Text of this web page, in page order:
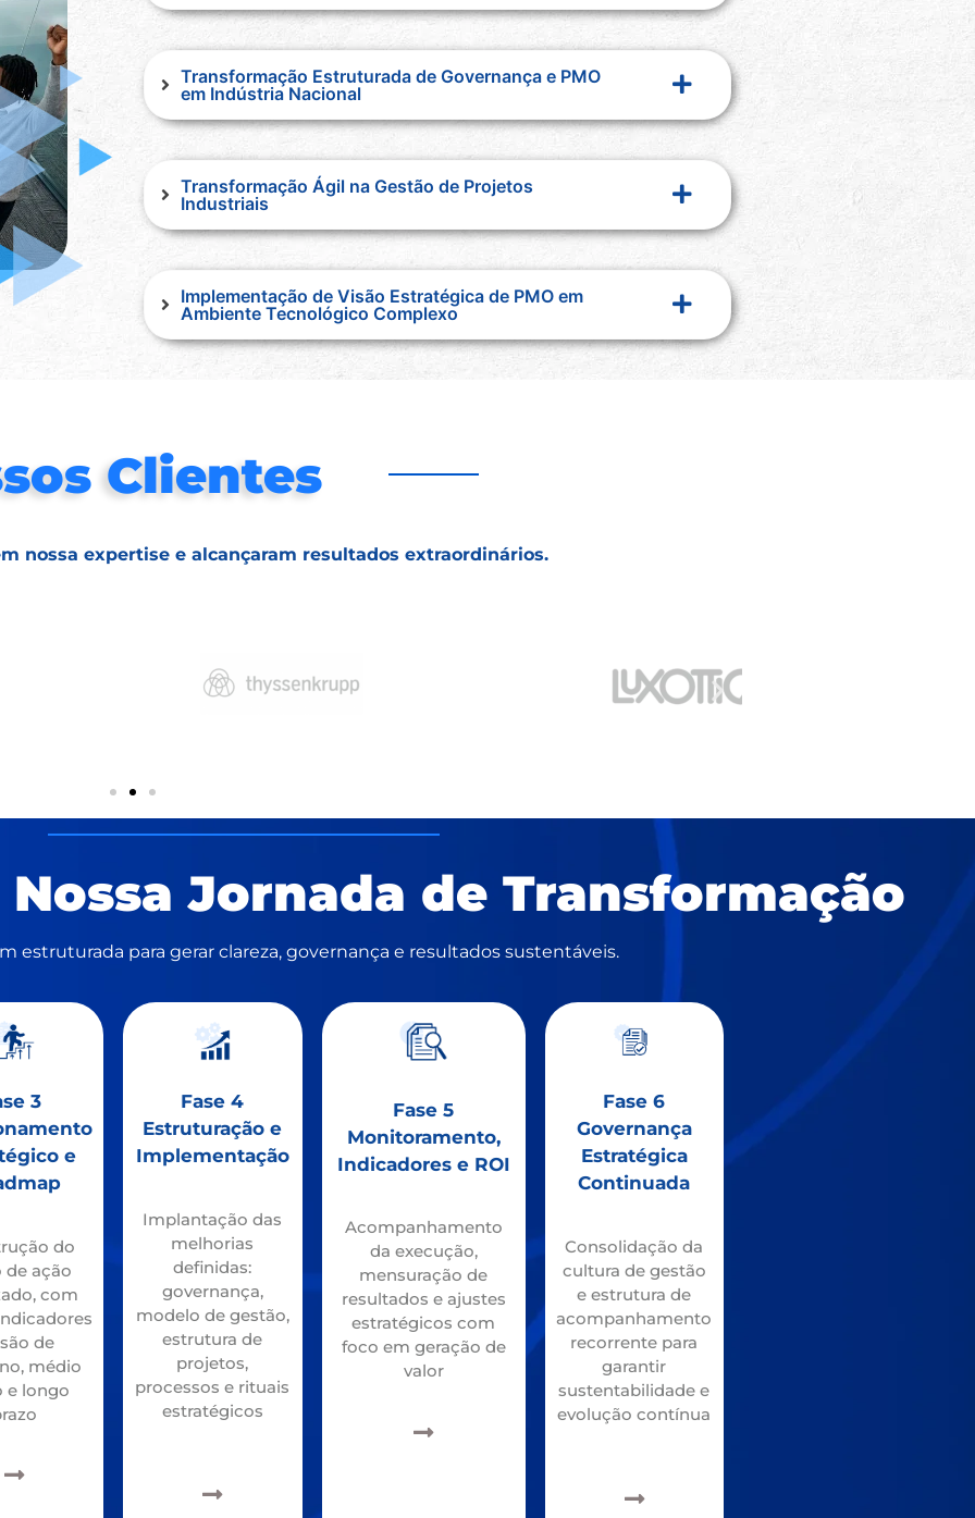
Transformação Estruturada de Governança e PMO
em Indústria Nacional
Transformação Ágil na Gestão de Projetos
Industriais
Implementação de Visão Estratégica de PMO em
Ambiente Tecnológico Complexo
Clientes
nossa expertise e alcançaram resultados extraordinários.
Jornada de Transformação
estruturada para gerar clareza, governança e resultados sustentáveis.
3
e
do
de ação
com
de
médio
e longo
Fase 4
Estruturação e
Implementação
Implantação das
melhorias
definidas:
governança,
modelo de gestão,
estrutura de
projetos,
processos e rituais
estratégicos
Fase 5
Monitoramento,
Indicadores e ROI
Acompanhamento
da execução,
mensuração de
resultados e ajustes
estratégicos com
foco em geração de
valor
Fase 6
Governança
Estratégica
Continuada
Consolidação da
cultura de gestão
e estrutura de
acompanhamento
recorrente para
garantir
sustentabilidade e
evolução contínua